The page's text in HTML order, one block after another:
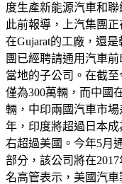
度生產新能源汽車和
此前報導，上汽集團
在Gujarat的工廠，還
團已經聘請通用汽車前
當地的子公司。在截
僅為300萬輛，而中國
輛，中印兩國汽車市
年，印度將超過日本
右超過美國。今年5月
部分，該公司將在
名高管表示，美國汽